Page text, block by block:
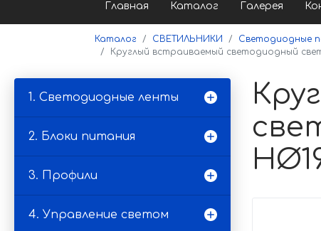
Главная Каталог Галерея
Каталог СВЕТИЛЬНИКИ Светодиодные
Круглый встраиваемый светодиодный
1. Светодиодные ленты
2. Блоки питания
3. Профили
4. Управление светом